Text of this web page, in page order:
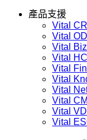
產品支援
Vital
Vital OD
Vital
Vital
Vital
Vital
Vital
Vital
Vital
Vital